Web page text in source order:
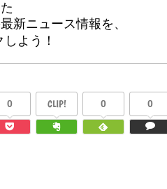
新ニュース情報を、
よう！
0 CLIP! 0 0